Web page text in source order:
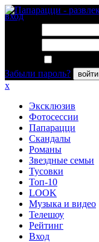
вход
Забыли пароль?
войти
x
Эксклюзив
Фотосессии
Папарацци
Скандалы
Романы
Звездные семьи
Тусовки
Топ-10
LOOK
Музыка и видео
Телешоу
Рейтинг
Вход